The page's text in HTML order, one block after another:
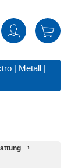
| Metall |